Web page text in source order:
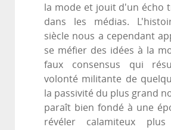
la mode et jouit d'un écho
dans les médias.
siècle nous a cependant
se méfier des idées à la
faux consensus qui
volonté militante de
la passivité du plus grand
paraît bien fondé à une
révéler calamiteux